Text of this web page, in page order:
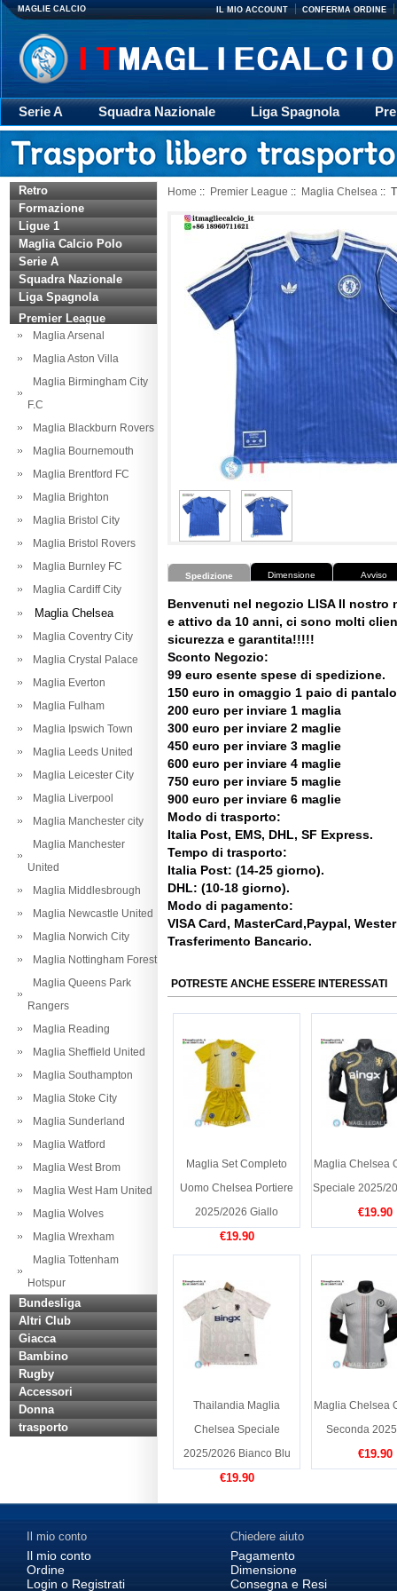
MAGLIE CALCIO IL MIO ACCOUNT CONFERMA ORDINE
Serie A Squadra Nazionale Liga Spagnola
Giacca
Rugby trasporto Retro
Retro
Formazione
Ligue 1
Maglia Calcio Polo
Serie A
Squadra Nazionale
Liga Spagnola
Premier League
Maglia Arsenal
Maglia Aston Villa
Maglia Birmingham City
F.C
Maglia Blackburn Rovers
Maglia Bournemouth
Maglia Brentford FC
Maglia Brighton
Maglia Bristol City
Maglia Bristol Rovers
Maglia Burnley FC
Maglia Cardiff City
Maglia Chelsea
Maglia Coventry City
Maglia Crystal Palace
Maglia Everton
Maglia Fulham
Maglia Ipswich Town
Maglia Leeds United
Maglia Leicester City
Maglia Liverpool
Maglia Manchester city
Maglia Manchester
United
Maglia Middlesbrough
Maglia Newcastle United
Maglia Norwich City
Maglia Nottingham Forest
Maglia Queens Park
Rangers
Maglia Reading
Maglia Sheffield United
Maglia Southampton
Maglia Stoke City
Maglia Sunderland
Maglia Watford
Maglia West Brom
Maglia West Ham United
Maglia Wolves
Maglia Wrexham
Maglia Tottenham
Hotspur
Bundesliga
Altri Club
Giacca
Bambino
Rugby
Accessori
Donna
trasporto
Home :: Premier League :: Maglia Chelsea ::
Spedizione Dimensione Avviso
Benvenuti nel negozio LISA Il nostro
e attivo da 10 anni, ci sono molti
sicurezza e garantita!!!!!
Sconto Negozio:
99 euro esente spese di spedizione.
150 euro in omaggio 1 paio di
200 euro per inviare 1 maglia
300 euro per inviare 2 maglie
450 euro per inviare 3 maglie
600 euro per inviare 4 maglie
750 euro per inviare 5 maglie
900 euro per inviare 6 maglie
Modo di trasporto:
Italia Post, EMS, DHL, SF Express.
Tempo di trasporto:
Italia Post: (14-25 giorno).
DHL: (10-18 giorno).
Modo di pagamento:
VISA Card, MasterCard,Paypal,
Trasferimento Bancario.
POTRESTE ANCHE ESSERE INTERESSATI
Maglia Set Completo
Uomo Chelsea Portiere
2025/2026 Giallo
€19.90
Maglia Chelsea
Speciale 2025/
€19.90
Thailandia Maglia
Chelsea Speciale
2025/2026 Bianco Blu
€19.90
Maglia Chelsea
Seconda
€19.90
Il mio conto
Il mio conto
Ordine
Login o Registrati
Chiedere aiuto
Pagamento
Dimensione
Consegna e Resi